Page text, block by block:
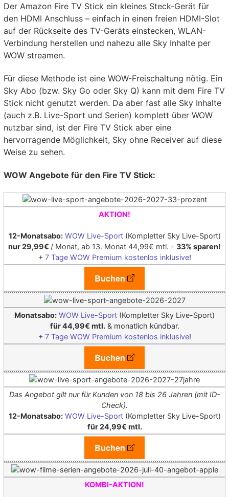
Der Amazon Fire TV Stick ein kleines Steck-Gerät für
den HDMI Anschluss – einfach in einen freien HDMI-Slot
auf der Rückseite des TV-Geräts einstecken, WLAN-
Verbindung herstellen und nahezu alle Sky Inhalte per
WOW streamen.
Für diese Methode ist eine WOW-Freischaltung nötig. Ein
Sky Abo (bzw. Sky Go oder Sky Q) kann mit dem Fire TV
Stick nicht genutzt werden. Da aber fast alle Sky Inhalte
(auch z.B. Live-Sport und Serien) komplett über WOW
nutzbar sind, ist der Fire TV Stick aber eine
hervorragende Möglichkeit, Sky ohne Receiver auf diese
Weise zu sehen.
WOW Angebote für den Fire TV Stick:
AKTION!
12-Monatsabo: WOW Live-Sport(Kompletter Sky Live-Sport)
nur 29,99€ / Monat, ab 13. Monat 44,99€ mtl. - 33% sparen!
+ 7 Tage WOW Premium kostenlos inklusive!
Buchen
Monatsabo: WOW Live-Sport (Kompletter Sky Live-Sport)
für 44,99€ mtl.& monatlich kündbar.
+ 7 Tage WOW Premium kostenlos inklusive!
Buchen
Das Angebot gilt nur für Kunden von 18 bis 26 Jahren (mit ID-
Check).
12-Monatsabo: WOW Live-Sport(Kompletter Sky Live-Sport)
für 24,99€ mtl.
Buchen
KOMBI-AKTION!